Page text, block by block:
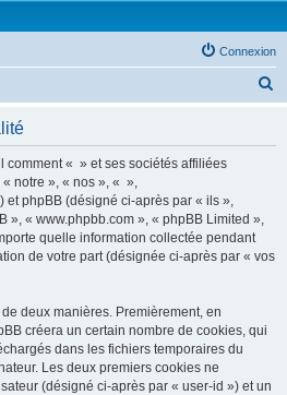
Connexion
comment « » et ses sociétés affiliées
notre », « nos », « »,
et phpBB (désigné ci-après par « ils »,
», « www.phpbb.com », « phpBB Limited »,
quelle information collectée pendant
de votre part (désignée ci-après par « vos
deux manières. Premièrement, en
créera un certain nombre de cookies, qui
dans les fichiers temporaires du
Les deux premiers cookies ne
(désigné ci-après par « user-id ») et un